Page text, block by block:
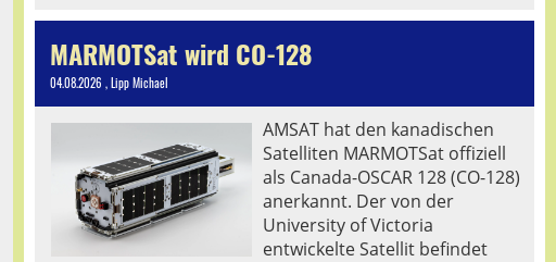
MARMOTSat wird CO-128
04.08.2026 , Lipp Michael
AMSAT hat den kanadischen
Satelliten MARMOTSat offiziell
als Canada-OSCAR 128 (CO-128)
anerkannt. Der von der
University of Victoria
entwickelte Satellit befindet